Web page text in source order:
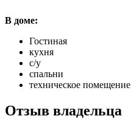
В доме:
Гостиная
кухня
с/у
спальни
техническое помещение
Отзыв владельца